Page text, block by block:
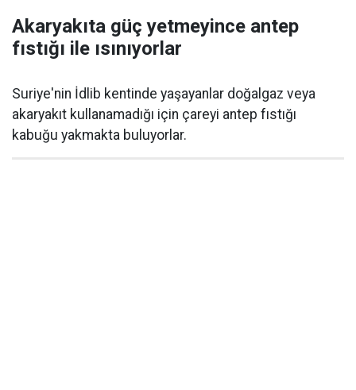
Akaryakıta güç yetmeyince antep
fıstığı ile ısınıyorlar
Suriye'nin İdlib kentinde yaşayanlar doğalgaz veya
akaryakıt kullanamadığı için çareyi antep fıstığı
kabuğu yakmakta buluyorlar.